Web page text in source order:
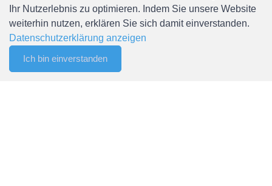
Merkliste
Anmelden / Registrieren
Mein Konto
Meine Bestellungen
Passwort ändern
Ihr Nutzerlebnis zu optimieren. Indem Sie unsere Website
weiterhin nutzen, erklären Sie sich damit einverstanden.
Datenschutzerklärung anzeigen
Ich bin einverstanden